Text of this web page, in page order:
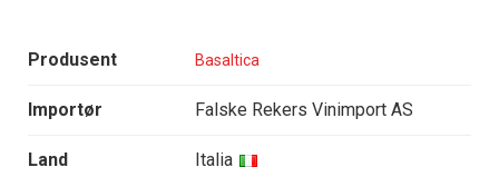
Produsent Basaltica
Importør Falske Rekers Vinimport AS
Land Italia